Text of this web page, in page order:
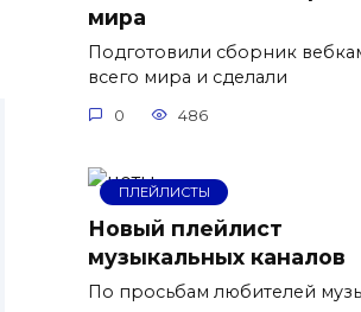
мира
Подготовили сборник
всего мира и сделали
0 486
ПЛЕЙЛИСТЫ
Новый плейлист
музыкальных каналов
По просьбам любителей